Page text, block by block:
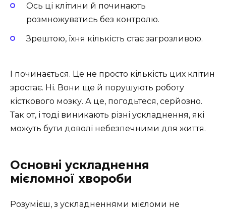
Ось ці клітини й починають
розмножуватись без контролю.
Зрештою, їхня кількість стає загрозливою.
І починається. Це не просто кількість цих клітин
зростає. Ні. Вони ще й порушують роботу
кісткового мозку. А це, погодьтеся, серйозно.
Так от, і тоді виникають різні ускладнення, які
можуть бути доволі небезпечними для життя.
Основні ускладнення
мієломної хвороби
Розумієш, з ускладненнями мієломи не